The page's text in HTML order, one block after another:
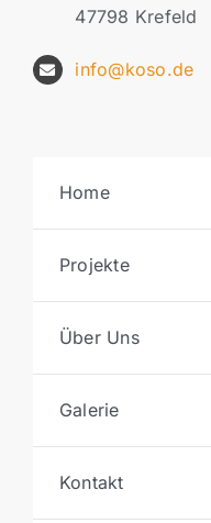
47798 Krefeld
info@koso.de
Home
Projekte
Über Uns
Galerie
Kontakt